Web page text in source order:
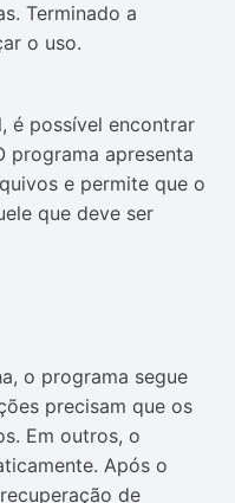
Terminado a
o uso.
é possível encontrar
programa apresenta
e permite que o
que deve ser
o programa segue
precisam que os
Em outros, o
Após o
de